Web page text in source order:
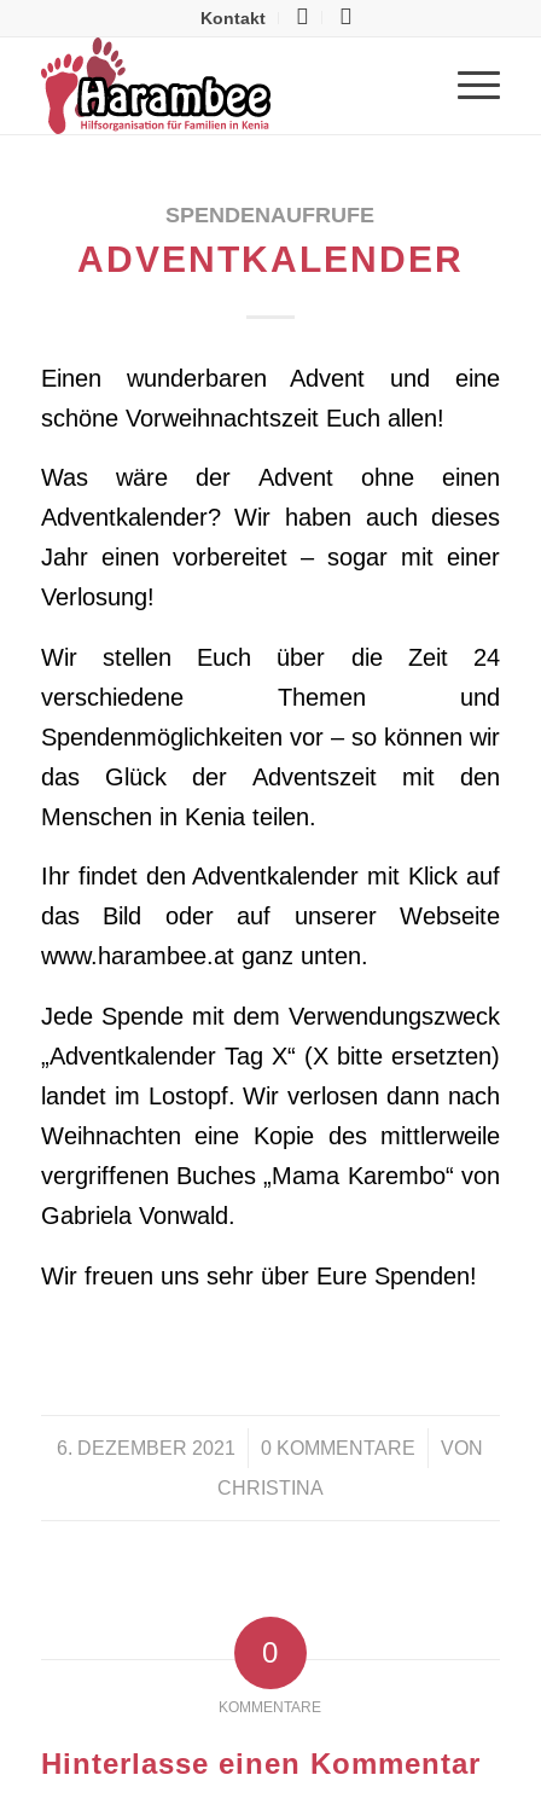
Kontakt
SPENDENAUFRUFE
ADVENTKALENDER
Einen wunderbaren Advent und eine
schöne Vorweihnachtszeit Euch allen!
Was wäre der Advent ohne einen
Adventkalender? Wir haben auch dieses
Jahr einen vorbereitet – sogar mit einer
Verlosung!
Wir stellen Euch über die Zeit 24
verschiedene Themen und
Spendenmöglichkeiten vor – so können wir
das Glück der Adventszeit mit den
Menschen in Kenia teilen.
Ihr findet den Adventkalender mit Klick auf
das Bild oder auf unserer Webseite
www.harambee.at ganz unten.
Jede Spende mit dem Verwendungszweck
„Adventkalender Tag X“ (X bitte ersetzten)
landet im Lostopf. Wir verlosen dann nach
Weihnachten eine Kopie des mittlerweile
vergriffenen Buches „Mama Karembo“ von
Gabriela Vonwald.
Wir freuen uns sehr über Eure Spenden!
6. DEZEMBER 2021
/ 0 KOMMENTARE
/
VON
CHRISTINA
0
KOMMENTARE
Hinterlasse einen Kommentar